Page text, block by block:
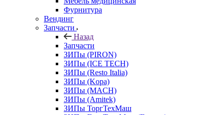
Фурнитура
Вендинг
Запчасти
Назад
Запчасти
ЗИПы (PIRON)
ЗИПы (ICE TECH)
ЗИПы (Resto Italia)
ЗИПы (Kopa)
ЗИПы (MACH)
ЗИПы (Amitek)
ЗИПы ТоргТехМаш